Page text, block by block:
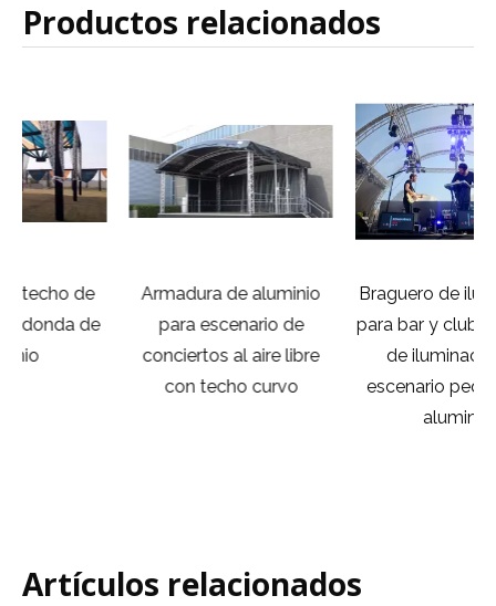
Productos relacionados
Armadura de aluminio
para escenario de
conciertos al aire libre
con techo curvo
Braguero de iluminación
para bar y club Braguero
de iluminación de
escenario pequeño de
Artículos relacionados